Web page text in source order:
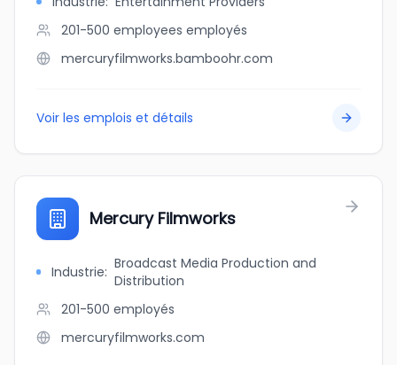
201-500 employees employés
mercuryfilmworks.bamboohr.com
Voir les emplois et détails
Mercury Filmworks
Industrie: Broadcast Media Production and
Distribution
201-500 employés
mercuryfilmworks.com